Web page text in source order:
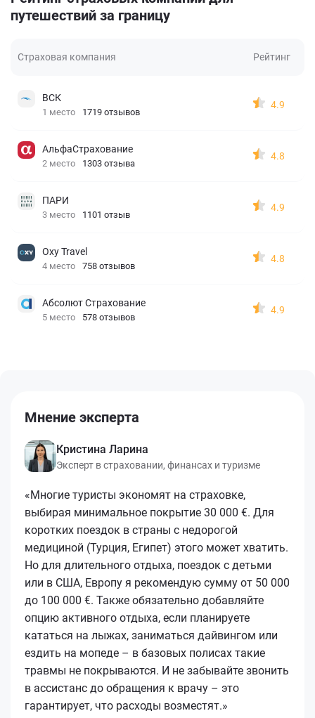
путешествий за границу
Страховая компания Рейтинг
ВСК
1 место 1719 отзывов
4.9
АльфаСтрахование
2 место 1303 отзыва
4.8
ПАРИ
3 место 1101 отзыв
4.9
Oxy Travel
4 место 758 отзывов
4.8
Абсолют Страхование
5 место 578 отзывов
4.9
Мнение эксперта
Кристина Ларина
Эксперт в страховании, финансах и туризме
«Многие туристы экономят на страховке,
выбирая минимальное покрытие 30 000 €. Для
коротких поездок в страны с недорогой
медициной (Турция, Египет) этого может хватить.
Но для длительного отдыха, поездок с детьми
или в США, Европу я рекомендую сумму от 50 000
до 100 000 €. Также обязательно добавляйте
опцию активного отдыха, если планируете
кататься на лыжах, заниматься дайвингом или
ездить на мопеде – в базовых полисах такие
травмы не покрываются. И не забывайте звонить
в ассистанс до обращения к врачу – это
гарантирует, что расходы возместят.»